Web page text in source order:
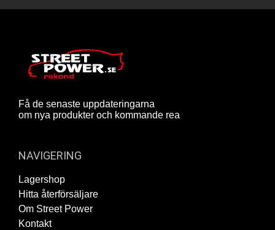
Få de senaste uppdateringarna
om nya produkter och kommande rea
NAVIGERING
Lagershop
Hitta återförsäljare
Om Street Power
Kontakt